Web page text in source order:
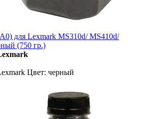
для Lexmark MS310d/ MS410d/
(750 гр.)
Цвет: черный